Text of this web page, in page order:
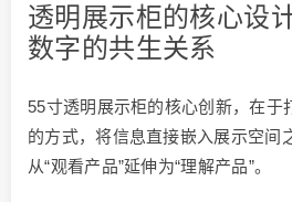
透明展示柜的核心设
数字的共生关系
55寸透明展示柜的核心创新，在于
的方式，将信息直接嵌入展示空间
从“观看产品”延伸为“理解产品”。